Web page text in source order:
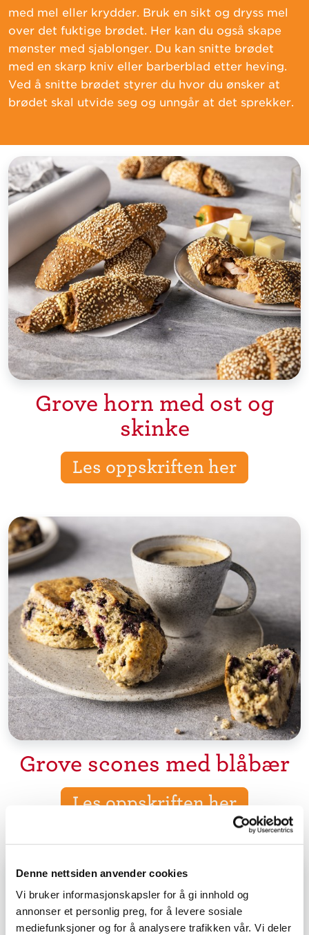
Denne nettsiden anvender cookies
Vi bruker informasjonskapsler for å gi innhold og
annonser et personlig preg, for å levere sosiale
mediefunksjoner og for å analysere trafikken vår. Vi deler
med mel eller krydder. Bruk en sikt og dryss mel
over det fuktige brødet. Her kan du også skape
mønster med sjablonger. Du kan snitte brødet
med en skarp kniv eller barberblad etter heving.
Ved å snitte brødet styrer du hvor du ønsker at
brødet skal utvide seg og unngår at det sprekker.
Grove horn med ost og
skinke
Les oppskriften her
Grove scones med blåbær
Les oppskriften her